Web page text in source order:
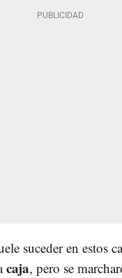
suceder en estos
caja, pero se